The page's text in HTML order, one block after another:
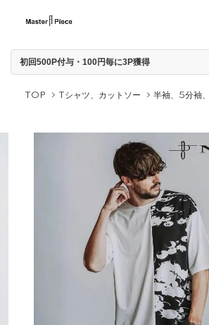
初回500P付与・100円毎に3P獲得
TOP Tシャツ、カットソー 半袖、5分袖